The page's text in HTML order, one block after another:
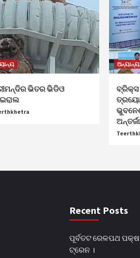
ଭିତର ଭିଡିଓ
ଅନ୍ୟାନ୍ୟ
ବ୍ରିକ୍ସ
Recent Posts
ପୂର୍ବତଟ ରେଳପଥ
ଟ୍ରେନ ।